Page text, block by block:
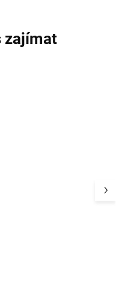
zajímat